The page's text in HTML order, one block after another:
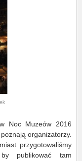
Noc Muzeów 2016
organizatorzy.
przygotowaliśmy
publikować tam